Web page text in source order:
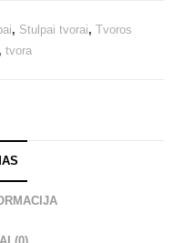
, Stulpai tvorai,Tvoros
,tvora